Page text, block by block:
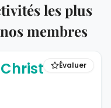
les plus
membres
+6 photos
Évaluer